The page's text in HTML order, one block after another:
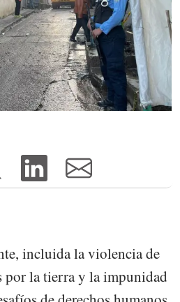
incluida la violencia de
por la tierra y la impunidad